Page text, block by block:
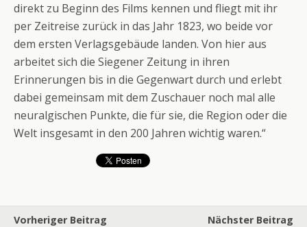
direkt zu Beginn des Films kennen und fliegt mit ihr
per Zeitreise zurück in das Jahr 1823, wo beide vor
dem ersten Verlagsgebäude landen. Von hier aus
arbeitet sich die Siegener Zeitung in ihren
Erinnerungen bis in die Gegenwart durch und erlebt
dabei gemeinsam mit dem Zuschauer noch mal alle
neuralgischen Punkte, die für sie, die Region oder die
Welt insgesamt in den 200 Jahren wichtig waren.“
Vorheriger Beitrag
Nächster Beitrag